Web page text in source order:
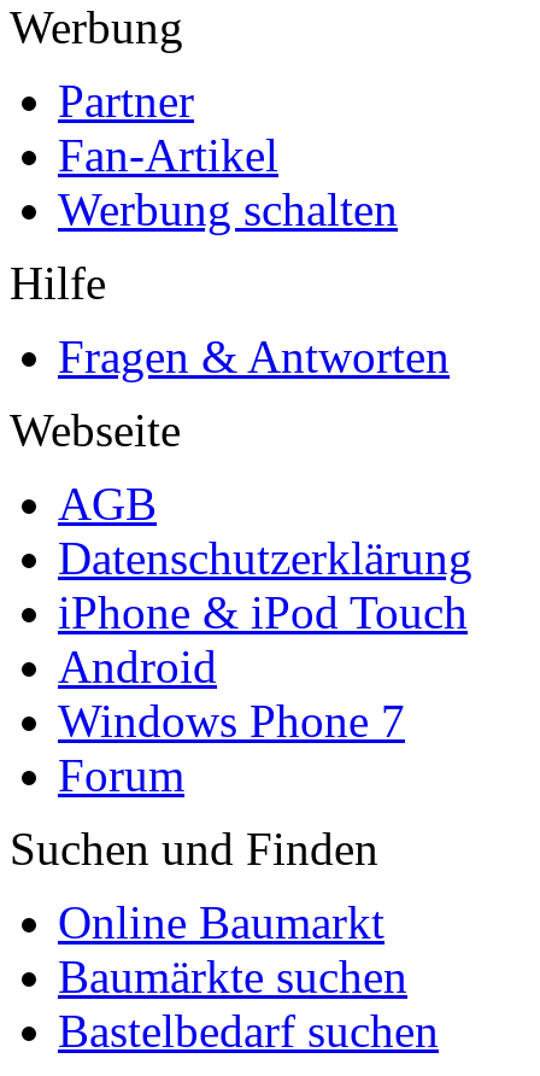
Werbung
Partner
Fan-Artikel
Werbung schalten
Hilfe
Fragen & Antworten
Webseite
AGB
Datenschutzerklärung
iPhone & iPod Touch
Android
Windows Phone 7
Forum
Suchen und Finden
Online Baumarkt
Baumärkte suchen
Bastelbedarf suchen